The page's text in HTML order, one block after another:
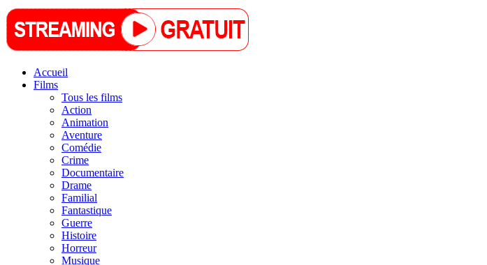
Accueil
Films
Tous les films
Action
Animation
Aventure
Comédie
Crime
Documentaire
Drame
Familial
Fantastique
Guerre
Histoire
Horreur
Musique